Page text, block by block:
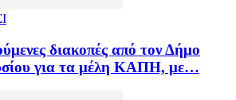
διακοπές από τον Δήμο
για τα μέλη ΚΑΠΗ, με…